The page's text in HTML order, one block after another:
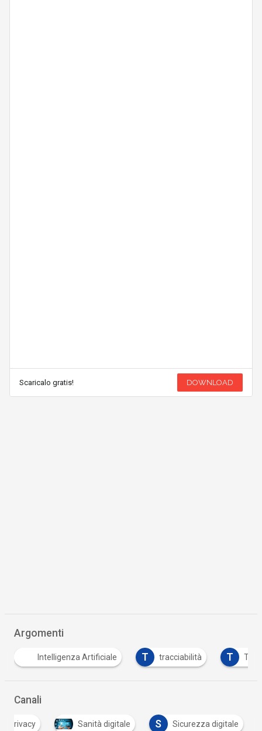
Scaricalo gratis! DOWNLOAD
Argomenti
Intelligenza Artificiale T tracciabilità T
Canali
Privacy Sanità digitale S Sicurezza digitale